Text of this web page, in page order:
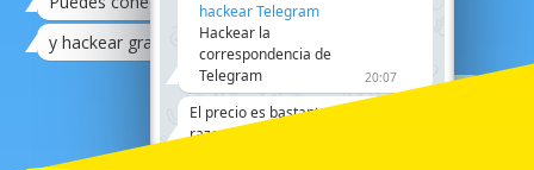
21:08
y hackear gratis
21:12
Registro
20:07
hackear Telegram
Hackear la
correspondencia de
Telegram
El precio es bastante
razonable